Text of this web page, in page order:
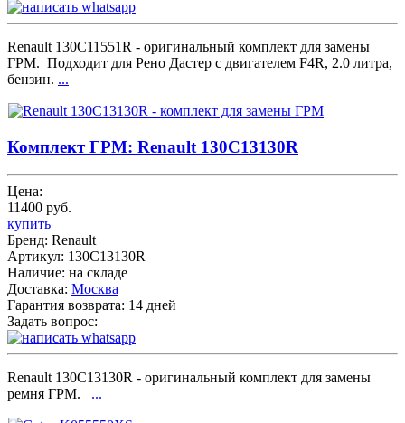
Renault 130C11551R - оригинальный комплект для замены
ГРМ. Подходит для Рено Дастер с двигателем F4R, 2.0 литра,
бензин. ...
Комплект ГРМ: Renault 130C13130R
Цена:
11400 руб.
купить
Бренд: Renault
Артикул: 130C13130R
Наличие: на складе
Доставка: Москва
Гарантия возврата: 14 дней
Задать вопрос:
Renault 130C13130R - оригинальный комплект для замены
ремня ГРМ. ...